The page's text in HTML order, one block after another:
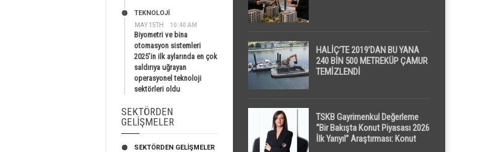
MAY 15TH 10:40 AM
TEKNOLOJİ
Biyometri ve bina
otomasyon sistemleri
2025’in ilk aylarında en çok
saldırıya uğrayan
operasyonel teknoloji
sektörleri oldu
SEKTÖRDEN
GELIŞMELER
SEKTÖRDEN GELIŞMELER
HALİÇ’TE 2019’DAN BU YANA
240 BİN 500 METREKÜP ÇAMUR
TEMİZLENDİ
TSKB Gayrimenkul Değerleme
“Bir Bakışta Konut Piyasası 2026
İlk Yarıyıl” Araştırması: Konut